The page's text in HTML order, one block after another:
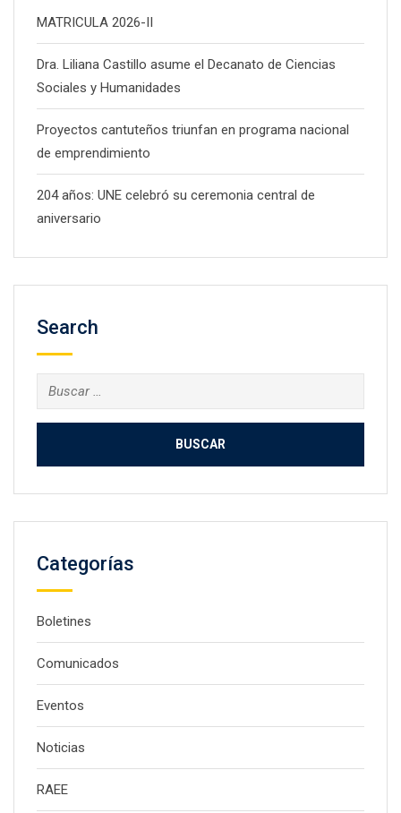
MATRICULA 2026-II
Dra. Liliana Castillo asume el Decanato de Ciencias
Sociales y Humanidades
Proyectos cantuteños triunfan en programa nacional
de emprendimiento
204 años: UNE celebró su ceremonia central de
aniversario
Search
Buscar:
Categorías
Boletines
Comunicados
Eventos
Noticias
RAEE